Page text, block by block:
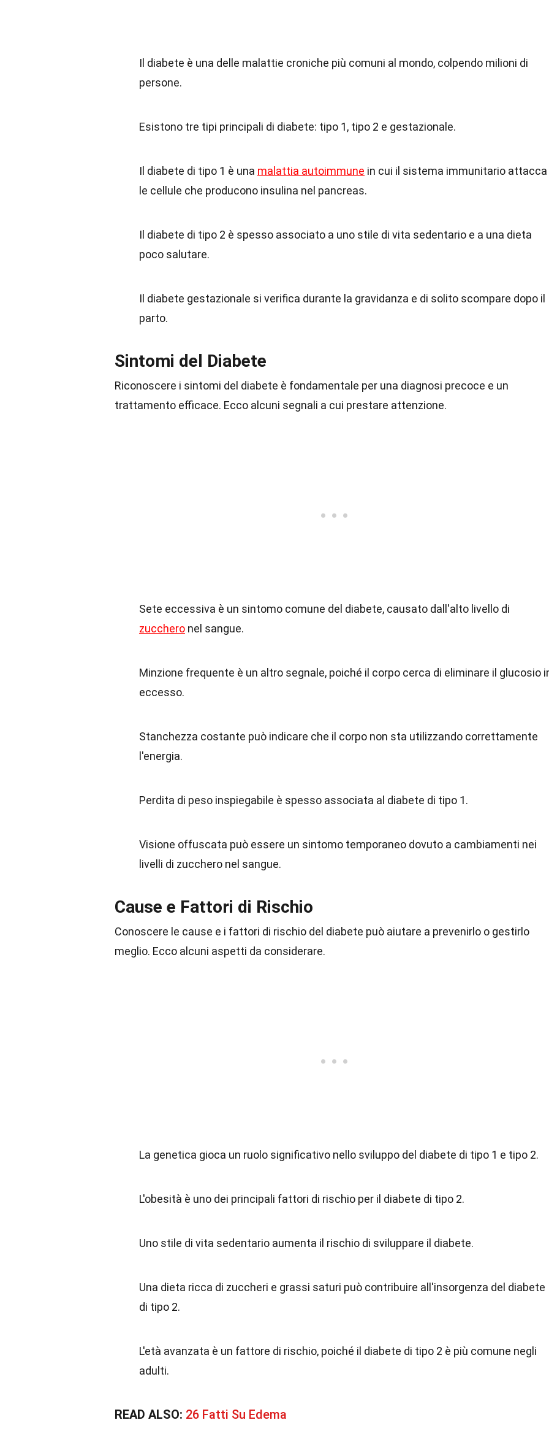
Il diabete è una delle malattie croniche più comuni al mondo, colpendo milioni di
persone.
Esistono tre tipi principali di diabete: tipo 1, tipo 2 e gestazionale.
Il diabete di tipo 1 è una malattia autoimmune in cui il sistema immunitario attacca
le cellule che producono insulina nel pancreas.
Il diabete di tipo 2 è spesso associato a uno stile di vita sedentario e a una dieta
poco salutare.
Il diabete gestazionale si verifica durante la gravidanza e di solito scompare dopo il
parto.
Sintomi del Diabete
Riconoscere i sintomi del diabete è fondamentale per una diagnosi precoce e un
trattamento efficace. Ecco alcuni segnali a cui prestare attenzione.
Sete eccessiva è un sintomo comune del diabete, causato dall'alto livello di
zucchero nel sangue.
Minzione frequente è un altro segnale, poiché il corpo cerca di eliminare il glucosio
eccesso.
Stanchezza costante può indicare che il corpo non sta utilizzando correttamente
l'energia.
Perdita di peso inspiegabile è spesso associata al diabete di tipo 1.
Visione offuscata può essere un sintomo temporaneo dovuto a cambiamenti nei
livelli di zucchero nel sangue.
Cause e Fattori di Rischio
Conoscere le cause e i fattori di rischio del diabete può aiutare a prevenirlo o gestirlo
meglio. Ecco alcuni aspetti da considerare.
La genetica gioca un ruolo significativo nello sviluppo del diabete di tipo 1 e tipo 2.
L'obesità è uno dei principali fattori di rischio per il diabete di tipo 2.
Uno stile di vita sedentario aumenta il rischio di sviluppare il diabete.
Una dieta ricca di zuccheri e grassi saturi può contribuire all'insorgenza del diabete
di tipo 2.
L'età avanzata è un fattore di rischio, poiché il diabete di tipo 2 è più comune negli
adulti.
READ ALSO: 26 Fatti Su Edema